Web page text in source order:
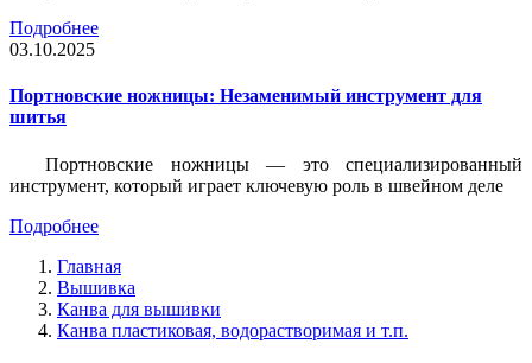
Подробнее
03.10.2025
Портновские ножницы: Незаменимый инструмент для
шитья
Портновские ножницы — это специализированный
инструмент, который играет ключевую роль в швейном деле
Подробнее
Главная
Вышивка
Канва для вышивки
Канва пластиковая, водорастворимая и т.п.